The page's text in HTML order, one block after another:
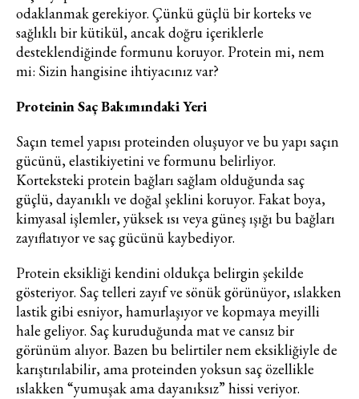
odaklanmak gerekiyor. Çünkü güçlü bir korteks ve
sağlıklı bir kütikül, ancak doğru içeriklerle
desteklendiğinde formunu koruyor. Protein mi, nem
mi: Sizin hangisine ihtiyacınız var?
Proteinin Saç Bakımındaki Yeri
Saçın temel yapısı proteinden oluşuyor ve bu yapı saçın
gücünü, elastikiyetini ve formunu belirliyor.
Korteksteki protein bağları sağlam olduğunda saç
güçlü, dayanıklı ve doğal şeklini koruyor. Fakat boya,
kimyasal işlemler, yüksek ısı veya güneş ışığı bu bağları
zayıflatıyor ve saç gücünü kaybediyor.
Protein eksikliği kendini oldukça belirgin şekilde
gösteriyor. Saç telleri zayıf ve sönük görünüyor, ıslakken
lastik gibi esniyor, hamurlaşıyor ve kopmaya meyilli
hale geliyor. Saç kuruduğunda mat ve cansız bir
görünüm alıyor. Bazen bu belirtiler nem eksikliğiyle de
karıştırılabilir, ama proteinden yoksun saç özellikle
ıslakken “yumuşak ama dayanıksız” hissi veriyor.